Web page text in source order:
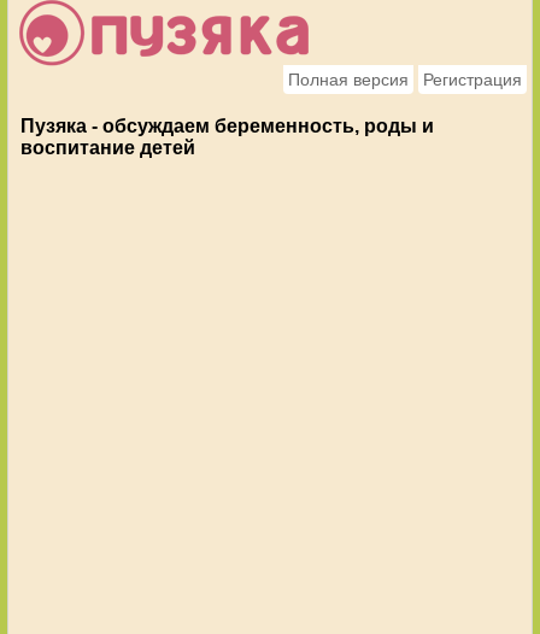
Полная версия Регистрация
Пузяка - обсуждаем беременность, роды и
воспитание детей